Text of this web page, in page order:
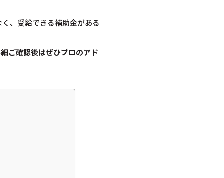
、受給できる補助金がある
ご確認後はぜひプロのアド